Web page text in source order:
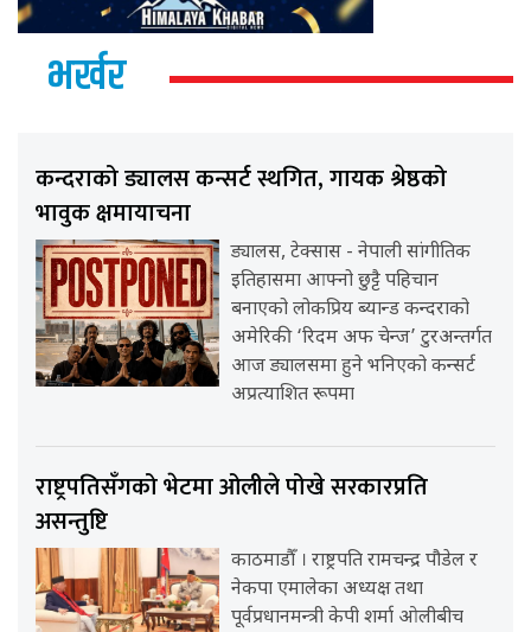
भर्खर
कन्दराको ड्यालस कन्सर्ट स्थगित, गायक श्रेष्ठको
भावुक क्षमायाचना
ड्यालस, टेक्सास - नेपाली सांगीतिक
इतिहासमा आफ्नो छुट्टै पहिचान
बनाएको लोकप्रिय ब्यान्ड कन्दराको
अमेरिकी ‘रिदम अफ चेन्ज’ टुरअन्तर्गत
आज ड्यालसमा हुने भनिएको कन्सर्ट
अप्रत्याशित रूपमा
राष्ट्रपतिसँगको भेटमा ओलीले पोखे सरकारप्रति
असन्तुष्टि
काठमाडौँ । राष्ट्रपति रामचन्द्र पौडेल र
नेकपा एमालेका अध्यक्ष तथा
पूर्वप्रधानमन्त्री केपी शर्मा ओलीबीच